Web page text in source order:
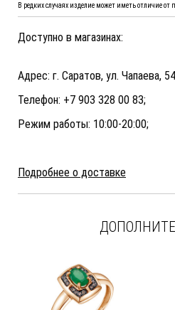
В редких случаях изделие может иметь отличие от
Доступно в магазинах:
Адрес: г. Саратов, ул. Чапаева,
Телефон: +7 903 328 00 83;
Режим работы: 10:00-20:00;
Подробнее о доставке